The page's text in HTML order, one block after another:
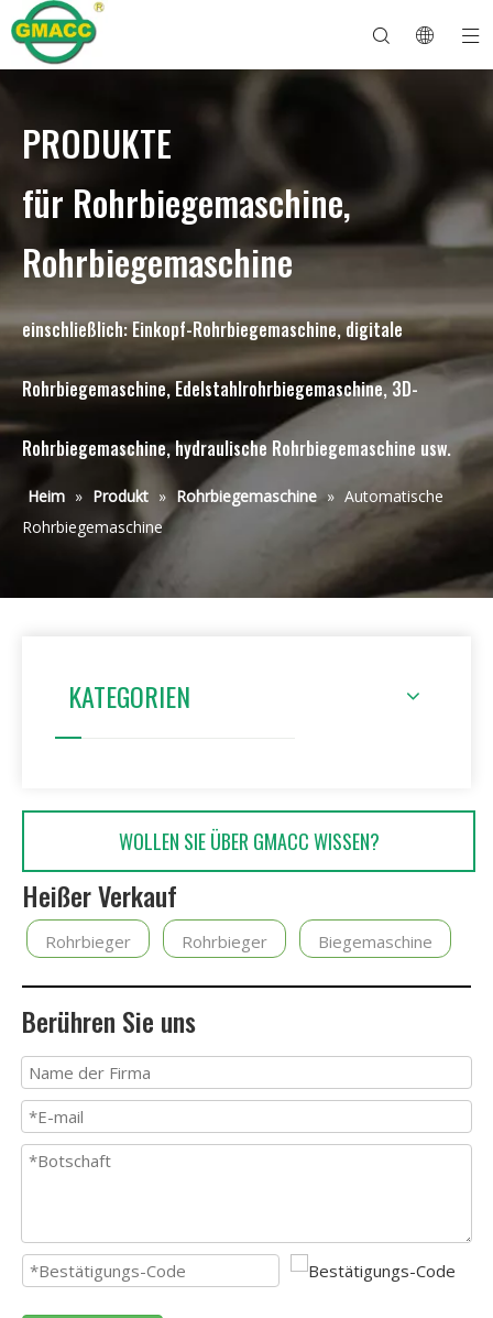
PRODUKTE
für Rohrbiegemaschine,
Rohrbiegemaschine
einschließlich: Einkopf-Rohrbiegemaschine, digitale
Rohrbiegemaschine, Edelstahlrohrbiegemaschine, 3D-
Rohrbiegemaschine, hydraulische Rohrbiegemaschine usw.
Heim » Produkt » Rohrbiegemaschine » Automatische
Rohrbiegemaschine
KATEGORIEN
WOLLEN SIE ÜBER GMACC WISSEN?
Heißer Verkauf
Rohrbieger Rohrbieger Biegemaschine
Berühren Sie uns